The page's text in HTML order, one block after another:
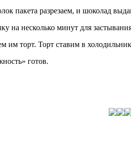
пакета разрезаем, и шоколад
на несколько минут для
им торт. Торт ставим в
готов.